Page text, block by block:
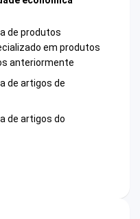
de produtos
em produtos
anteriormente
de artigos de
de artigos do